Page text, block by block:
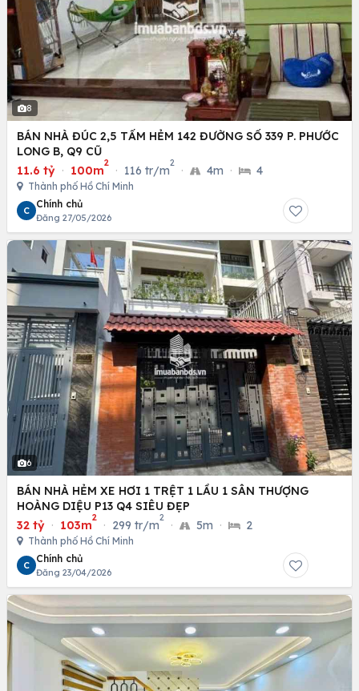
8
BÁN NHÀ ĐÚC 2,5 TẤM HẺM 142 ĐƯỜNG SỐ 339 P. PHƯỚC
LONG B, Q9 CŨ
11.6 tỷ · 100m
2
· 116 tr/m
2
· 4m · 4
Thành phố Hồ Chí Minh
C
Chính chủ
Đăng 27/05/2026
6
BÁN NHÀ HẺM XE HƠI 1 TRỆT 1 LẦU 1 SÂN THƯỢNG
HOÀNG DIỆU P13 Q4 SIÊU ĐẸP
32 tỷ · 103m
2
· 299 tr/m
2
· 5m · 2
Thành phố Hồ Chí Minh
C
Chính chủ
Đăng 23/04/2026